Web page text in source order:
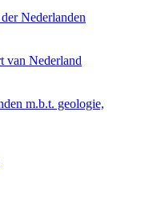
Nederlanden
van Nederland
m.b.t. geologie,